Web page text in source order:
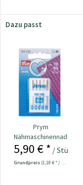
Dazu passt
Prym
Nähmaschinennadeln
130/705 Jersey
5,90 € * / Stück
Grundpreis (1,18 € * / 1 Stück)